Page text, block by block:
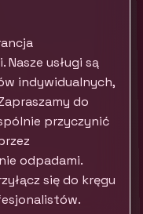
usługi są
indywidualnych,
do
przyczynić
odpadami.
się do kręgu